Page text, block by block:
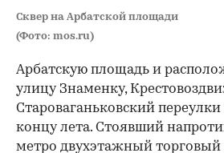
Сквер на Арбатской площади
(Фото: mos.ru)
Арбатскую площадь и
улицу Знаменку,
Староваганьковский
концу лета. Стоявший
метро двухэтажный торговый